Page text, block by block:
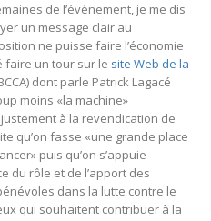
de l’événement, je me dis
un message clair au
ne puisse faire l’économie
faire un tour sur le site Web de la
dont parle Patrick Lagacé
moins «la machine»
à la revendication de
qu’on fasse «une grande place
puis qu’on s’appuie
du rôle et de l’apport des
dans la lutte contre le
qui souhaitent contribuer à la